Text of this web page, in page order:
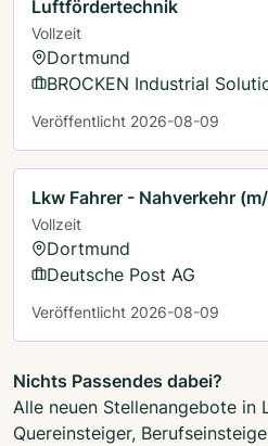
Luftfördertechnik
Vollzeit
Dortmund
BROCKEN Industrial
Veröffentlicht 2026-08-09
Lkw Fahrer - Nahverkehr
Vollzeit
Dortmund
Deutsche Post AG
Veröffentlicht 2026-08-09
Nichts Passendes dabei?
Alle neuen Stellenangebote in
Quereinsteiger,